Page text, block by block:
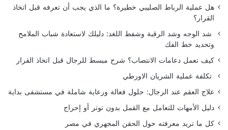
هل عملية الرباط الصليبي خطيرة؟ ما الذي يجب أن تعرفه قبل اتخاذ
القرار؟
شد الوجه وشد الرقبة وشفط اللغد: دليلك لاستعادة شباب الملامح
وتحديد خط الفك
كيف تعمل دعامات الانتصاب؟ شرح مبسط للرجال قبل اتخاذ القرار
تكلفة عملية الشريان الاورطي
علاج العقم عند الرجال: حلول فعالة ورعاية شاملة في مستشفى بداية
دليل الأمهات للتعامل مع القمل بدون توتر أو إحراج
كل ما تريد معرفته حول الحقن المجهري في مصر